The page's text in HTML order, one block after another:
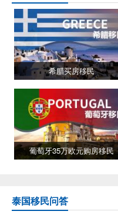
希腊买房移民
葡萄牙35万欧元购房移民
泰国移民问答